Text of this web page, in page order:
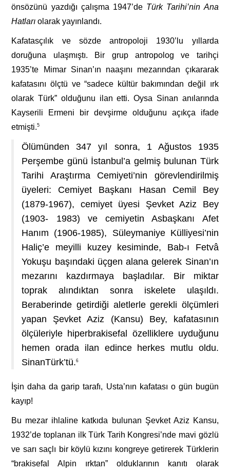
önsözünü yazdığı çalışma 1947’de Türk Tarihi’nin Ana
Hatlarıolarak yayınlandı.
Kafatasçılık ve sözde antropoloji 1930’lu yıllarda
doruğuna ulaşmıştı. Bir grup antropolog ve tarihçi
1935’te Mimar Sinan’ın naaşını mezarından çıkararak
kafatasını ölçtü ve “sadece kültür bakımından değil ırk
olarak Türk” olduğunu ilan etti. Oysa Sinan anılarında
Kayserili Ermeni bir devşirme olduğunu açıkça ifade
etmişti.5
Ölümünden 347 yıl sonra, 1 Ağustos 1935
Perşembe günü İstanbul’a gelmiş bulunan Türk
Tarihi Araştırma Cemiyeti’nin görevlendirilmiş
üyeleri: Cemiyet Başkanı Hasan Cemil Bey
(1879-1967), cemiyet üyesi Şevket Aziz Bey
(1903- 1983) ve cemiyetin Asbaşkanı Afet
Hanım (1906-1985), Süleymaniye Külliyesi’nin
Haliç’e meyilli kuzey kesiminde, Bab-ı Fetvâ
Yokuşu başındaki üçgen alana gelerek Sinan’ın
mezarını kazdırmaya başladılar. Bir miktar
toprak alındıktan sonra iskelete ulaşıldı.
Beraberinde getirdiği aletlerle gerekli ölçümleri
yapan Şevket Aziz (Kansu) Bey, kafatasının
ölçüleriyle hiperbrakisefal özelliklere uyduğunu
hemen orada ilan edince herkes mutlu oldu.
SinanTürk’tü.6
İşin daha da garip tarafı, Usta’nın kafatası o gün bugün
kayıp!
Bu mezar ihlaline katkıda bulunan Şevket Aziz Kansu,
1932’de toplanan ilk Türk Tarih Kongresi’nde mavi gözlü
ve sarı saçlı bir köylü kızını kongreye getirerek Türklerin
“brakisefal Alpin ırktan” olduklarının kanıtı olarak